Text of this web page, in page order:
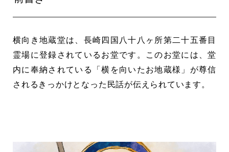
横向き地蔵堂は、長崎四国八十八ヶ所第二十五番目
霊場に登録されているお堂です。このお堂には、堂
内に奉納されている「横を向いたお地蔵様」が尊信
されるきっかけとなった民話が伝えられています。